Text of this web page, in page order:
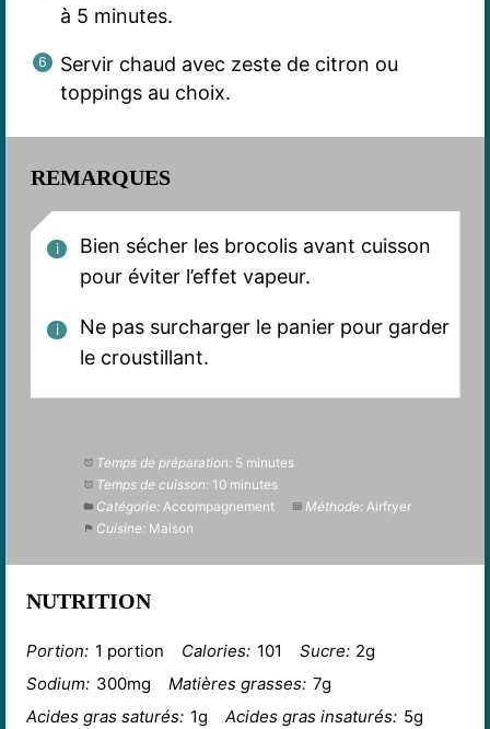
à 5 minutes.
Servir chaud avec zeste de citron ou
toppings au choix.
REMARQUES
Bien sécher les brocolis avant cuisson
pour éviter l’effet vapeur.
Ne pas surcharger le panier pour garder
le croustillant.
Temps de préparation: 5 minutes
Temps de cuisson: 10 minutes
Catégorie: Accompagnement Méthode: Airfryer
Cuisine: Maison
NUTRITION
Portion: 1 portion Calories: 101 Sucre: 2g
Sodium: 300mg Matières grasses: 7g
Acides gras saturés: 1g Acides gras insaturés: 5g